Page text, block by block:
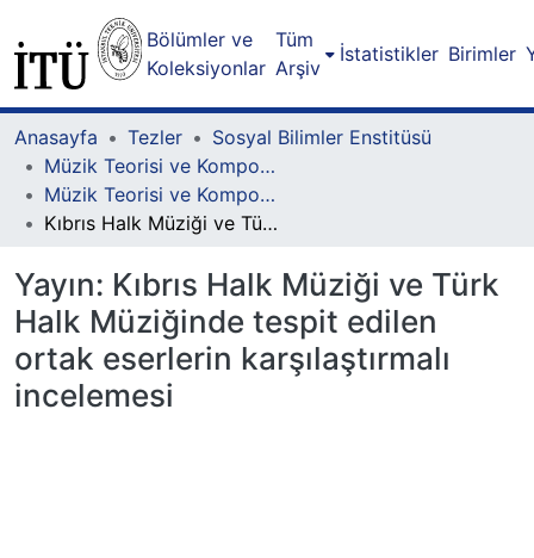
Bölümler ve
Koleksiyonlar
Tüm
Arşiv
İstatistikler Birimler
Anasayfa Tezler
Sosyal Bilimler Enstitüsü
Müzik Teorisi ve Kompozisyon Lisansüstü Programı
Müzik Teorisi ve Kompozisyon Lisansüstü Programı - Yüksek Lisans
Kıbrıs Halk Müziği ve Türk Halk Müziğinde tespit edilen ortak eserlerin karşılaştırmalı incelemesi
Yayın: Kıbrıs Halk Müziği ve Türk
Halk Müziğinde tespit edilen
ortak eserlerin karşılaştırmalı
incelemesi